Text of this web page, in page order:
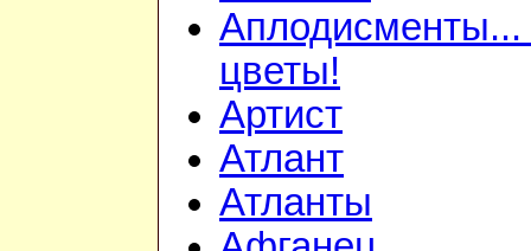
Аплодисменты...
цветы!
Артист
Атлант
Атланты